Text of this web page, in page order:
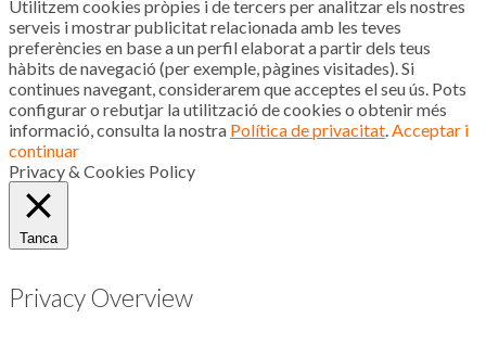
Utilitzem cookies pròpies i de tercers per analitzar els nostres
serveis i mostrar publicitat relacionada amb les teves
preferències en base a un perfil elaborat a partir dels teus
hàbits de navegació (per exemple, pàgines visitades). Si
continues navegant, considerarem que acceptes el seu ús. Pots
configurar o rebutjar la utilització de cookies o obtenir més
informació, consulta la nostra Política de privacitat Acceptar i
continuar
Privacy & Cookies Policy
Tanca
Privacy Overview